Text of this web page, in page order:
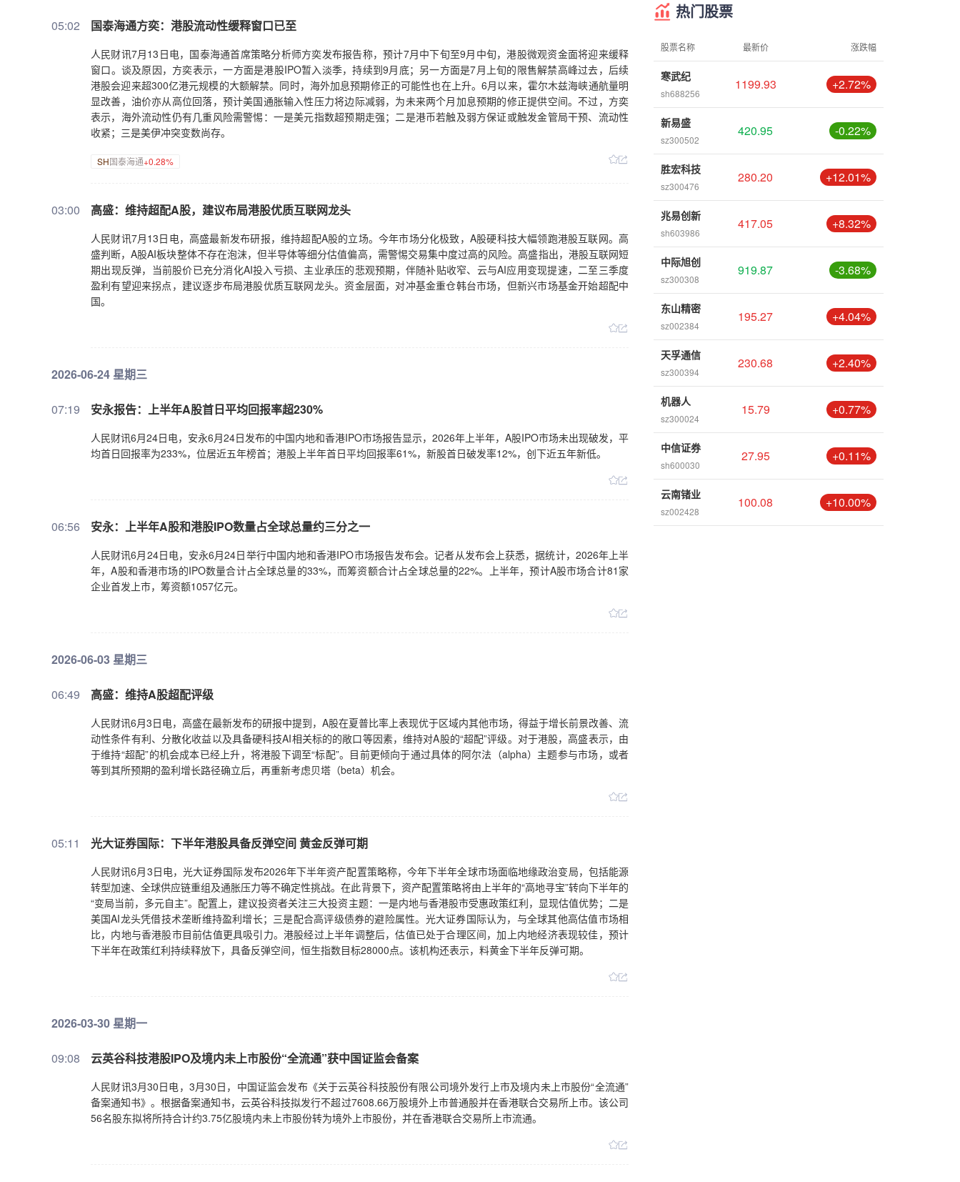
05:02 国泰海通方奕：港股流动性缓释窗口已至
人民财讯7月13日电，国泰海通首席策略分析师方奕发布报告称，预计7月中下旬至9月中旬，港股微观资金面将迎来缓释
窗口。谈及原因，方奕表示，一方面是港股IPO暂入淡季，持续到9月底；另一方面是7月上旬的限售解禁高峰过去，后续
港股会迎来超300亿港元规模的大额解禁。同时，海外加息预期修正的可能性也在上升。6月以来，霍尔木兹海峡通航量明
显改善，油价亦从高位回落，预计美国通胀输入性压力将边际减弱，为未来两个月加息预期的修正提供空间。不过，方奕
表示，海外流动性仍有几重风险需警惕：一是美元指数超预期走强；二是港币若触及弱方保证或触发金管局干预、流动性
收紧；三是美伊冲突变数尚存。
SH国泰海通+0.28%
03:00 高盛：维持超配A股，建议布局港股优质互联网龙头
人民财讯7月13日电，高盛最新发布研报，维持超配A股的立场。今年市场分化极致，A股硬科技大幅领跑港股互联网。高
盛判断，A股AI板块整体不存在泡沫，但半导体等细分估值偏高，需警惕交易集中度过高的风险。高盛指出，港股互联网短
期出现反弹，当前股价已充分消化AI投入亏损、主业承压的悲观预期，伴随补贴收窄、云与AI应用变现提速，二至三季度
盈利有望迎来拐点，建议逐步布局港股优质互联网龙头。资金层面，对冲基金重仓韩台市场，但新兴市场基金开始超配中
国。
2026-06-24 星期三
07:19 安永报告：上半年A股首日平均回报率超230%
人民财讯6月24日电，安永6月24日发布的中国内地和香港IPO市场报告显示，2026年上半年，A股IPO市场未出现破发，平
均首日回报率为233%，位居近五年榜首；港股上半年首日平均回报率61%，新股首日破发率12%，创下近五年新低。
06:56 安永：上半年A股和港股IPO数量占全球总量约三分之一
人民财讯6月24日电，安永6月24日举行中国内地和香港IPO市场报告发布会。记者从发布会上获悉，据统计，2026年上半
年，A股和香港市场的IPO数量合计占全球总量的33%，而筹资额合计占全球总量的22%。上半年，预计A股市场合计81家
企业首发上市，筹资额1057亿元。
2026-06-03 星期三
06:49 高盛：维持A股超配评级
人民财讯6月3日电，高盛在最新发布的研报中提到，A股在夏普比率上表现优于区域内其他市场，得益于增长前景改善、流
动性条件有利、分散化收益以及具备硬科技AI相关标的的敞口等因素，维持对A股的“超配”评级。对于港股，高盛表示，由
于维持“超配”的机会成本已经上升，将港股下调至“标配”。目前更倾向于通过具体的阿尔法（alpha）主题参与市场，或者
等到其所预期的盈利增长路径确立后，再重新考虑贝塔（beta）机会。
05:11 光大证券国际：下半年港股具备反弹空间 黄金反弹可期
人民财讯6月3日电，光大证券国际发布2026年下半年资产配置策略称，今年下半年全球市场面临地缘政治变局，包括能源
转型加速、全球供应链重组及通胀压力等不确定性挑战。在此背景下，资产配置策略将由上半年的“高地寻宝”转向下半年的
“变局当前，多元自主”。配置上，建议投资者关注三大投资主题：一是内地与香港股市受惠政策红利，显现估值优势；二是
美国AI龙头凭借技术垄断维持盈利增长；三是配合高评级债券的避险属性。光大证券国际认为，与全球其他高估值市场相
比，内地与香港股市目前估值更具吸引力。港股经过上半年调整后，估值已处于合理区间，加上内地经济表现较佳，预计
下半年在政策红利持续释放下，具备反弹空间，恒生指数目标28000点。该机构还表示，料黄金下半年反弹可期。
2026-03-30 星期一
09:08 云英谷科技港股IPO及境内未上市股份“全流通”获中国证监会备案
人民财讯3月30日电，3月30日，中国证监会发布《关于云英谷科技股份有限公司境外发行上市及境内未上市股份“全流通”
备案通知书》。根据备案通知书，云英谷科技拟发行不超过7608.66万股境外上市普通股并在香港联合交易所上市。该公司
56名股东拟将所持合计约3.75亿股境内未上市股份转为境外上市股份，并在香港联合交易所上市流通。
热门股票
股票名称 最新价 涨跌幅
寒武纪
sh688256
1199.93 +2.72%
新易盛
sz300502
420.95 -0.22%
胜宏科技
sz300476
280.20 +12.01%
兆易创新
sh603986
417.05 +8.32%
中际旭创
sz300308
919.87 -3.68%
东山精密
sz002384
195.27 +4.04%
天孚通信
sz300394
230.68 +2.40%
机器人
sz300024
15.79 +0.77%
中信证券
sh600030
27.95 +0.11%
云南锗业
sz002428
100.08 +10.00%